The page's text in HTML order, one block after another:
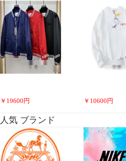
￥ 19600 円 ￥ 10600 円
人気 ブランド